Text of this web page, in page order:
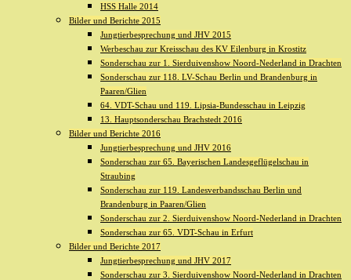
HSS Halle 2014
Bilder und Berichte 2015
Jungtierbesprechung und JHV 2015
Werbeschau zur Kreisschau des KV Eilenburg in Krostitz
Sonderschau zur 1. Sierduivenshow Noord-Nederland in Drachten
Sonderschau zur 118. LV-Schau Berlin und Brandenburg in
Paaren/Glien
64. VDT-Schau und 119. Lipsia-Bundesschau in Leipzig
13. Hauptsonderschau Brachstedt 2016
Bilder und Berichte 2016
Jungtierbesprechung und JHV 2016
Sonderschau zur 65. Bayerischen Landesgeflügelschau in
Straubing
Sonderschau zur 119. Landesverbandsschau Berlin und
Brandenburg in Paaren/Glien
Sonderschau zur 2. Sierduivenshow Noord-Nederland in Drachten
Sonderschau zur 65. VDT-Schau in Erfurt
Bilder und Berichte 2017
Jungtierbesprechung und JHV 2017
Sonderschau zur 3. Sierduivenshow Noord-Nederland in Drachten